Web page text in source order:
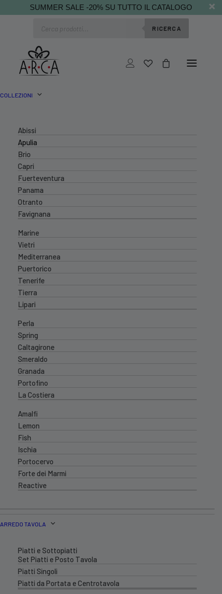
SUMMER SALE -20% SU TUTTO IL CATALOGO
RICERCA
COLLEZIONI
Abissi
Apulia
Brio
Capri
Fuerteventura
Panama
Otranto
Favignana
Marine
Vietri
Mediterranea
Puertorico
Tenerife
Tierra
Lipari
Perla
Spring
Caltagirone
Smeraldo
Granada
Portofino
La Costiera
Amalfi
Lemon
Fish
Ischia
Portocervo
Forte dei Marmi
Reactive
ARREDO TAVOLA
Piatti e Sottopiatti
Set Piatti e Posto Tavola
Piatti Singoli
Piatti da Portata e Centrotavola